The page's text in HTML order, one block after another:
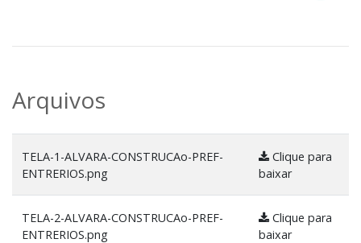
Arquivos
TELA-1-ALVARA-CONSTRUCAo-PREF-
ENTRERIOS.png
Clique para
baixar
TELA-2-ALVARA-CONSTRUCAo-PREF-
ENTRERIOS.png
Clique para
baixar